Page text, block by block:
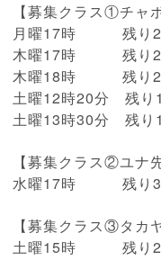
【募集クラス①チャ
月曜17時 残り2
木曜17時 残り2
木曜18時 残り2
土曜12時20分 残り
土曜13時30分 残り
【募集クラス②ユナ
水曜17時 残り3
【募集クラス③タカ
土曜15時 残り2